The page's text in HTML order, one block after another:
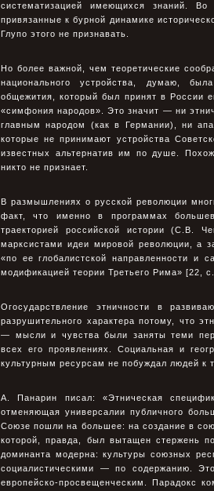
систематизацией имеющихся знаний. Во
привязанные к бурной динамике
Глупо этого не признавать.
Но более важной, чем теоретические
национального устройства, думаю,
общежития, который был принят в России
«симфония народов». Это значит — ни
главным народом (как в Германии), ни
которые не принимают устройства
известных альтернатив им по душе.
никто не признает.
В размышлениях о русской революции
факт, что именно в программах
траекторией российской истории (С.В.
марксистами идеи мировой революции, а
«по ее глобалистской направленности и
модификацией теории Третьего Рима» [22, с.
Огосударствление этничности в
разрушительного характера потому, что
— мысли и чувства были заняты теми
всех его проявлениях. Социальная и
культурным ресурсам не побуждал людей к
А. Панарин писал: «Этническая
отменяющая универсалии публичного
Союзе пошли на большее: на создание в
которой, правда, был вытащен стержень
доминанта модерна: культуры союзных
социалистическими — по содержанию.
европейско-просвещенческим. Парадокс